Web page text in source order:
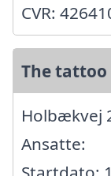
CVR:
The tattoo
Holbækvej
Ansatte: